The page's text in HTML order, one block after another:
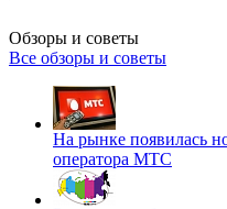
Обзоры и советы
Все обзоры и советы
На рынке появилась
оператора МТС